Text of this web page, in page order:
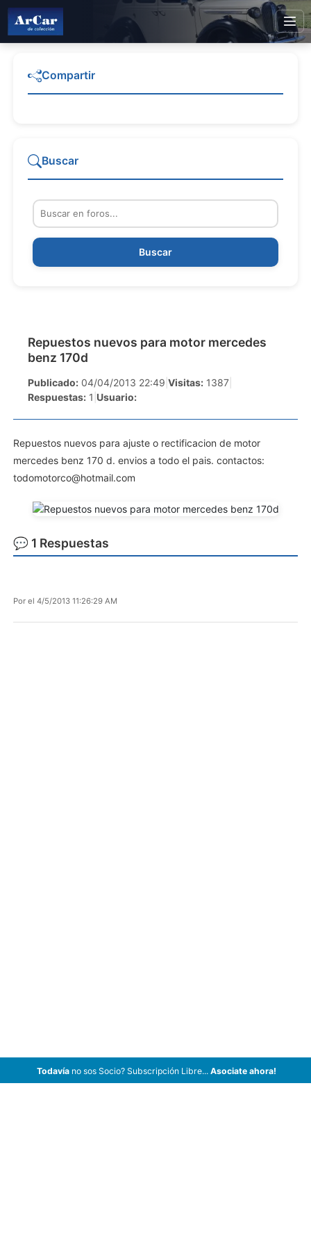
Repuestos nuevos para motor mercedes
benz 170d
Publicado: 04/04/2013 22:49 Visitas: 1387
Respuestas: 1 Usuario:
Repuestos nuevos para ajuste o rectificacion de motor
mercedes benz 170 d. envios a todo el pais. contactos:
todomotorco@hotmail.com
💬 1 Respuestas
Por el 4/5/2013 11:26:29 AM
Compartir
Buscar
Buscar
Todavíano sos Socio? Subscripción Libre... Asociate ahora!